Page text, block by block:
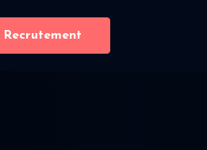
Recrutement